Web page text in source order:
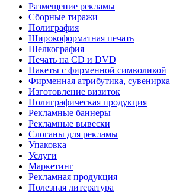
Размещение рекламы
Сборные тиражи
Полиграфия
Широкоформатная печать
Шелкография
Печать на СD и DVD
Пакеты с фирменной символикой
Фирменная атрибутика, сувенирка
Изготовление визиток
Полиграфическая продукция
Рекламные баннеры
Рекламные вывески
Слоганы для рекламы
Упаковка
Услуги
Маркетинг
Рекламная продукция
Полезная литература